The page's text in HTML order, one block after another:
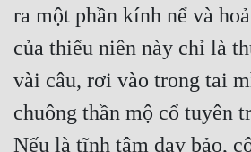
Tội Phạm
Võng Du
ra một phần kính nể và
của thiếu niên này chỉ là
vài câu, rơi vào trong tai
chuông thần mộ cổ tuyên
Nếu là tĩnh tâm dạy bảo,